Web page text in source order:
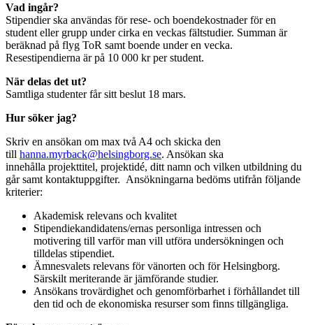
Vad ingår?
Stipendier ska användas för rese- och boendekostnader för en
student eller grupp under cirka en veckas fältstudier. Summan är
beräknad på flyg ToR samt boende under en vecka.
Resestipendierna är på 10 000 kr per student.
När delas det ut?
Samtliga studenter får sitt beslut 18 mars.
Hur söker jag?
Skriv en ansökan om max två A4 och skicka den
till hanna.myrback@helsingborg.se. Ansökan ska
innehålla projekttitel, projektidé, ditt namn och vilken utbildning du
går samt kontaktuppgifter. Ansökningarna bedöms utifrån följande
kriterier:
Akademisk relevans och kvalitet
Stipendiekandidatens/ernas personliga intressen och
motivering till varför man vill utföra undersökningen och
tilldelas stipendiet.
Ämnesvalets relevans för vänorten och för Helsingborg.
Särskilt meriterande är jämförande studier.
Ansökans trovärdighet och genomförbarhet i förhållandet till
den tid och de ekonomiska resurser som finns tillgängliga.